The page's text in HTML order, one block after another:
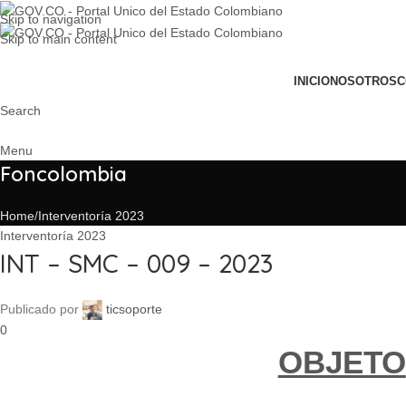
Skip to navigation
Skip to main content
INICIONOSOTROS
Search
Menu
Foncolombia
Home Interventoría 2023
Interventoría 2023
INT – SMC – 009 – 2023
Publicado por
ticsoporte
0
OBJETO